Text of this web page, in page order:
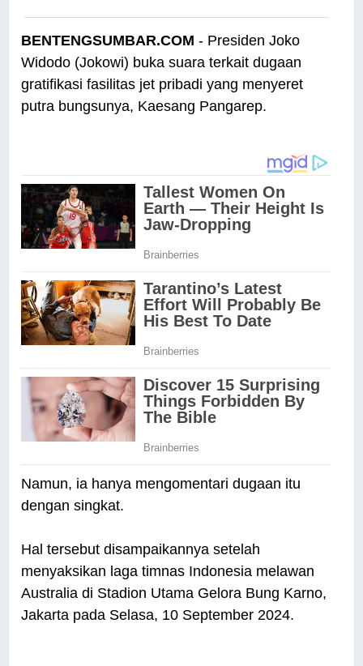
BENTENGSUMBAR.COM - Presiden Joko
Widodo (Jokowi) buka suara terkait dugaan
gratifikasi fasilitas jet pribadi yang menyeret
putra bungsunya, Kaesang Pangarep.
Namun, ia hanya mengomentari dugaan itu
dengan singkat.
Hal tersebut disampaikannya setelah
menyaksikan laga timnas Indonesia melawan
Australia di Stadion Utama Gelora Bung Karno,
Jakarta pada Selasa, 10 September 2024.